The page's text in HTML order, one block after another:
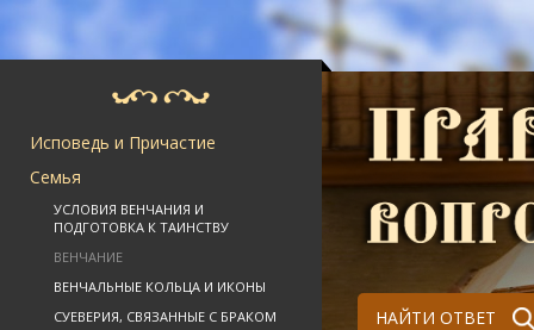
Исповедь и Причастие
Семья
УСЛОВИЯ ВЕНЧАНИЯ И
ПОДГОТОВКА К ТАИНСТВУ
ВЕНЧАНИЕ
ВЕНЧАЛЬНЫЕ КОЛЬЦА И ИКОНЫ
СУЕВЕРИЯ, СВЯЗАННЫЕ С БРАКОМ
НАЙТИ ОТВЕТ